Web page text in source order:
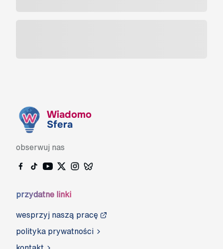
Wiadomo
Sfera
obserwuj nas
przydatne linki
wesprzyj naszą pracę
polityka prywatności